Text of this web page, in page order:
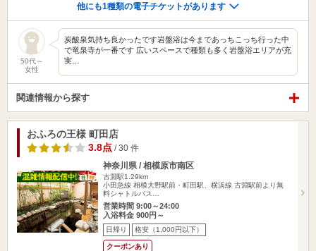
他にも1種類の電子チケットがあります
50代～
女性
炭酸泉気持ち良かったです岩盤浴は今まであっちこっち行った中
で竜泉寺が一番です 広いスペースで種類も多く岩盤浴エリアが充
実…
関連情報から探す
おふろの王様 町田店
3.8点 / 30 件
神奈川県 / 相模原市南区
古淵駅1.29km
小田急線 相模大野駅前・町田駅、横浜線 古淵駅前より無
料シャトルバス…
営業時間 9:00～24:00
入浴料金 900円～
日帰り 格安（1,000円以下）
クーポンあり